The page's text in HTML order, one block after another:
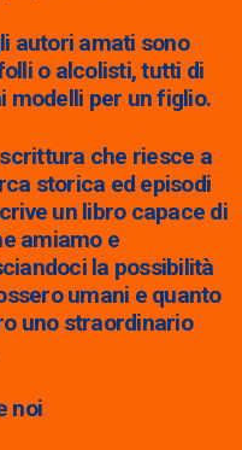
autori amati sono
o alcolisti, tutti di
modelli per un figlio.
che riesce a
storica ed episodi
un libro capace di
amiamo e
la possibilità
umani e quanto
uno straordinario
noi